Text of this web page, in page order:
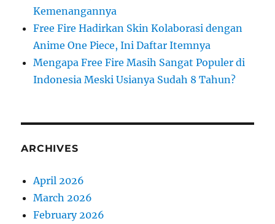
Kemenangannya
Free Fire Hadirkan Skin Kolaborasi dengan
Anime One Piece, Ini Daftar Itemnya
Mengapa Free Fire Masih Sangat Populer di
Indonesia Meski Usianya Sudah 8 Tahun?
ARCHIVES
April 2026
March 2026
February 2026